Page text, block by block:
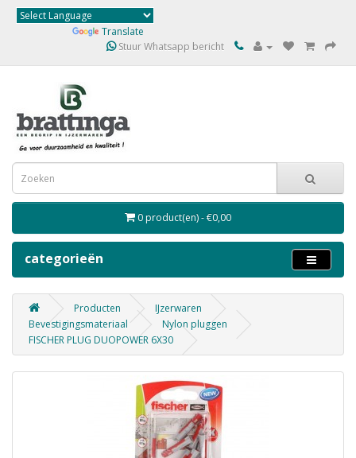
Translate
Stuur Whatsapp bericht
0 product(en) - €0,00
categorieën
Producten
IJzerwaren
Bevestigingsmateriaal
Nylon pluggen
FISCHER PLUG DUOPOWER 6X30